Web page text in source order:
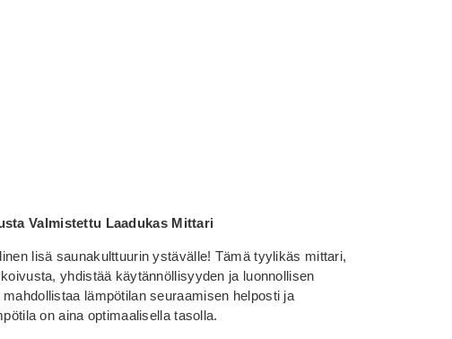
Valmistettu Laadukas Mittari
lisä saunakulttuurin ystävälle! Tämä tyylikäs mittari,
yhdistää käytännöllisyyden ja luonnollisen
lämpötilan seuraamisen helposti ja
on aina optimaalisella tasolla.